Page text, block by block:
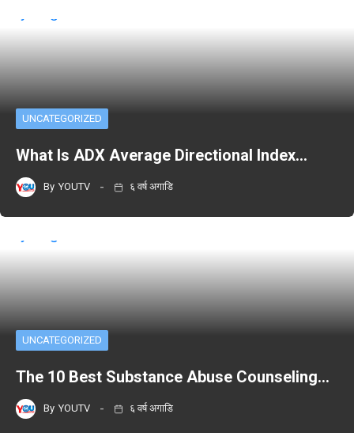
UNCATEGORIZED
What Is ADX Average Directional Index…
By YOUTV ६ वर्ष अगाडि
UNCATEGORIZED
The 10 Best Substance Abuse Counseling…
By YOUTV ६ वर्ष अगाडि